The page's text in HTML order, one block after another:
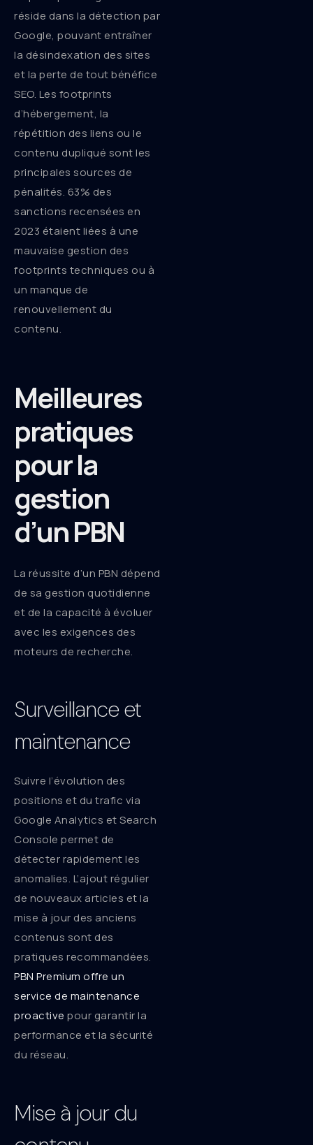
réside dans la détection par
Google, pouvant entraîner
la désindexation des sites
et la perte de tout bénéfice
SEO. Les footprints
d’hébergement, la
répétition des liens ou le
contenu dupliqué sont les
principales sources de
pénalités. 63% des
sanctions recensées en
2023 étaient liées à une
mauvaise gestion des
footprints techniques ou à
un manque de
renouvellement du
contenu.
Meilleures
pratiques
pour la
gestion
d’un PBN
La réussite d’un PBN dépend
de sa gestion quotidienne
et de la capacité à évoluer
avec les exigences des
moteurs de recherche.
Surveillance et
maintenance
Suivre l’évolution des
positions et du trafic via
Google Analytics et Search
Console permet de
détecter rapidement les
anomalies. L’ajout régulier
de nouveaux articles et la
mise à jour des anciens
contenus sont des
pratiques recommandées.
PBN Premium offre un
service de maintenance
proactive pour garantir la
performance et la sécurité
du réseau.
Mise à jour du